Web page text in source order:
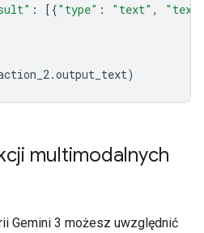
: [{"type" : "text" ,
.output_text)
multimodalnych
Gemini 3 możesz uwzględnić